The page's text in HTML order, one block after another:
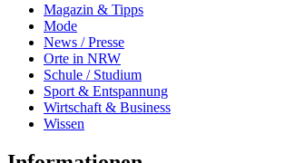
Magazin & Tipps
Mode
News / Presse
Orte in NRW
Schule / Studium
Sport & Entspannung
Wirtschaft & Business
Wissen